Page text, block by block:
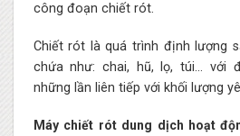
công đoạn chiết rót.
Chiết rót là quá trình định lượng
chứa như: chai, hũ, lọ, túi… với
những lần liên tiếp với khối lượng
Máy chiết rót dung dịch hoạt